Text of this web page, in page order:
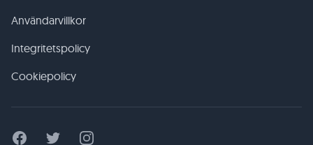
Användarvillkor
Integritetspolicy
Cookiepolicy
FacebookTwitter Instagram